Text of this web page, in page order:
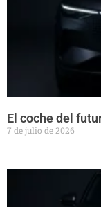
El coche del
7 de julio de 2026